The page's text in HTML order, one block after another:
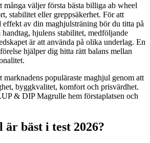
många väljer första bästa billiga ab wheel
stabilitet eller greppsäkerhet. För att
av din maghjulsträning bör du titta på
handtag, hjulens stabilitet, medföljande
är att använda på olika underlag. En
hjälper dig hitta rätt balans mellan
populäraste maghjul genom att
byggkvalitet, komfort och prisvärdhet.
& DIP Magrulle hem förstaplatsen och
bäst i test 2026?